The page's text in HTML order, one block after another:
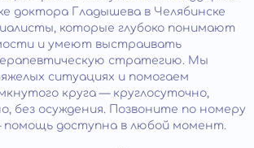
доктора Гладышева в Челябинске
которые глубоко понимают
и умеют выстраивать
стратегию. Мы
ситуациях и помогаем
круга — круглосуточно,
без осуждения. Позвоните по номеру
— помощь доступна в любой момент.